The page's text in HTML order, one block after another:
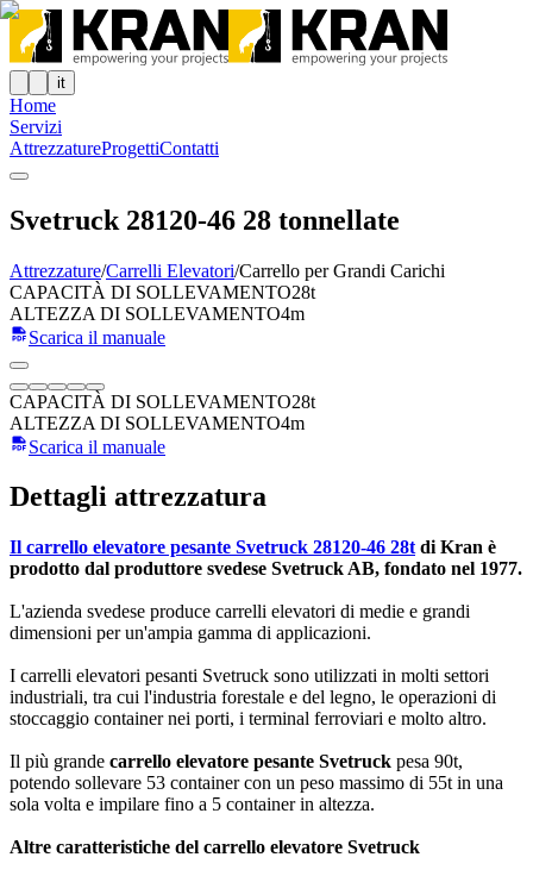
it
Home
Servizi
AttrezzatureProgettiContatti
Svetruck 28120-46 28 tonnellate
Attrezzature/Carrelli Elevatori/Carrello per Grandi Carichi
CAPACITÀ DI SOLLEVAMENTO28t
ALTEZZA DI SOLLEVAMENTO4m
Scarica il manuale
CAPACITÀ DI SOLLEVAMENTO28t
ALTEZZA DI SOLLEVAMENTO4m
Scarica il manuale
Dettagli attrezzatura
Il carrello elevatore pesante Svetruck 28120-46 28t di Kran è
prodotto dal produttore svedese Svetruck AB, fondato nel 1977.
L'azienda svedese produce carrelli elevatori di medie e grandi
dimensioni per un'ampia gamma di applicazioni.
I carrelli elevatori pesanti Svetruck sono utilizzati in molti settori
industriali, tra cui l'industria forestale e del legno, le operazioni di
stoccaggio container nei porti, i terminal ferroviari e molto altro.
Il più grande carrello elevatore pesante Svetruck pesa 90t,
potendo sollevare 53 container con un peso massimo di 55t in una
sola volta e impilare fino a 5 container in altezza.
Altre caratteristiche del carrello elevatore Svetruck